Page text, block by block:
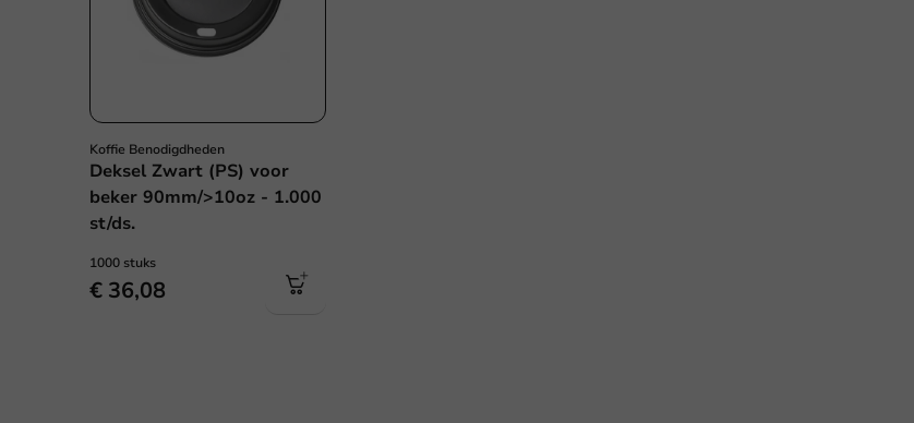
Koffie Benodigdheden
Deksel Zwart (PS) voor
beker 90mm/>10oz - 1.000
st/ds.
1000 stuks
€ 36,08